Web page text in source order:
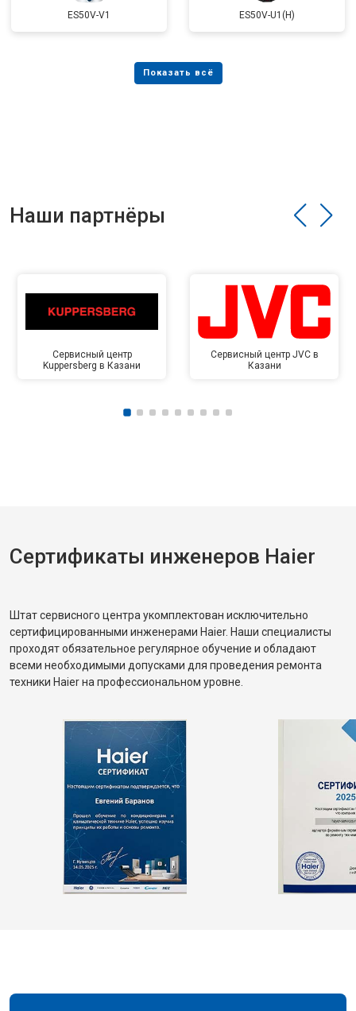
ES50V-V1 ES50V-U1(H)
Наши партнёры
Сервисный центр
Kuppersberg в Казани
Сервисный центр JVC в
Казани
Сертификаты инженеров Haier
Штат сервисного центра укомплектован исключительно
сертифицированными инженерами Haier. Наши специалисты
проходят обязательное регулярное обучение и обладают
всеми необходимыми допусками для проведения ремонта
техники Haier на профессиональном уровне.